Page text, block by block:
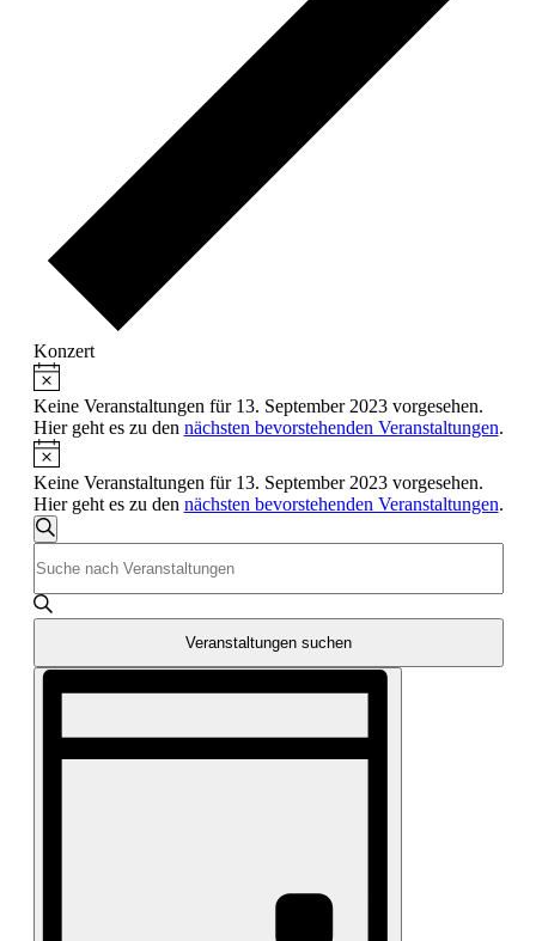
Konzert
Veranstaltungen
für
13.
September
2023
Hinweis
Keine Veranstaltungen für 13. September 2023 vorgesehen.
Hier geht es zu den nächsten bevorstehenden Veranstaltungen.
Hinweis
Keine Veranstaltungen für 13. September 2023 vorgesehen.
Hier geht es zu den nächsten bevorstehenden Veranstaltungen.
Veranstaltungen
Suche
und
Ansichten,
Navigation
Suche
Schlüsselwort
eingeben.
Suche
Veranstaltungen
Schlüsselwort.
Veranstaltungen suchen
Veranstaltung
Navigation